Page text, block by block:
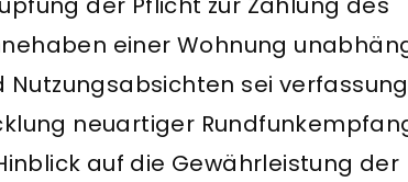
einer Wohnung
Nutzungsabsichten sei
neuartiger
auf die Gewährleistung der